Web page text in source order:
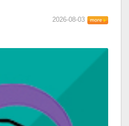
2026-08-03